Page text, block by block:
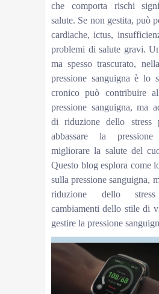
che comporta rischi
salute. Se non gestita, può
cardiache, ictus,
problemi di salute gravi.
ma spesso trascurato,
pressione sanguigna è lo
cronico può contribuire
pressione sanguigna, ma
di riduzione dello stress
abbassare la
migliorare la salute del
Questo blog esplora come
sulla pressione sanguigna,
riduzione dello
cambiamenti dello stile di
gestire la pressione